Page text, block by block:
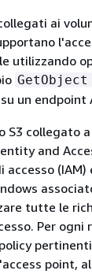
ai
utilizzando
GetObject
un endpoint
S3 collegato
and
accesso
tutte le
Per ogni
point,